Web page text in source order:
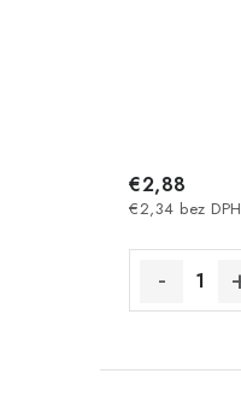
€2,34 bez DPH
€2,88